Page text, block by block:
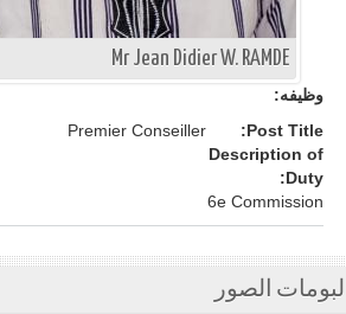
Mr Jean Didier W. RAMDE
وظيفه:
Post Title:
Premier Conseiller
Description of
Duty:
6e Commission
الصور